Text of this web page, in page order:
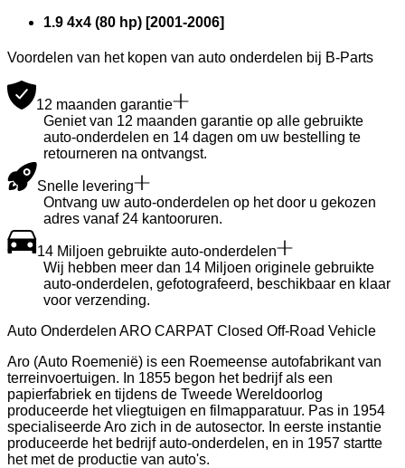
1.9 4x4 (80 hp) [2001-2006]
Voordelen van het kopen van auto onderdelen bij B-Parts
12 maanden garantie
Geniet van 12 maanden garantie op alle gebruikte
auto-onderdelen en 14 dagen om uw bestelling te
retourneren na ontvangst.
Snelle levering
Ontvang uw auto-onderdelen op het door u gekozen
adres vanaf 24 kantooruren.
14 Miljoen gebruikte auto-onderdelen
Wij hebben meer dan 14 Miljoen originele gebruikte
auto-onderdelen, gefotografeerd, beschikbaar en klaar
voor verzending.
Auto Onderdelen ARO CARPAT Closed Off-Road Vehicle
Aro (Auto Roemenië) is een Roemeense autofabrikant van
terreinvoertuigen. In 1855 begon het bedrijf als een
papierfabriek en tijdens de Tweede Wereldoorlog
produceerde het vliegtuigen en filmapparatuur. Pas in 1954
specialiseerde Aro zich in de autosector. In eerste instantie
produceerde het bedrijf auto-onderdelen, en in 1957 startte
het met de productie van auto's.